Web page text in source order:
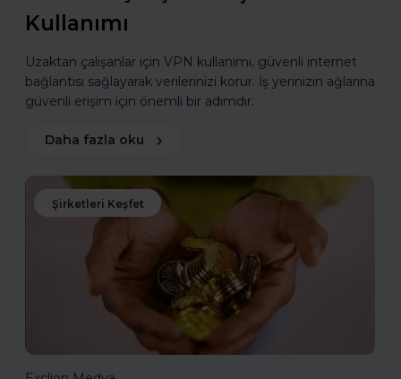
Kullanımı
Uzaktan çalışanlar için VPN kullanımı, güvenli internet
bağlantısı sağlayarak verilerinizi korur. İş yerinizin ağlarına
güvenli erişim için önemli bir adımdır.
Daha fazla oku
Şirketleri Keşfet